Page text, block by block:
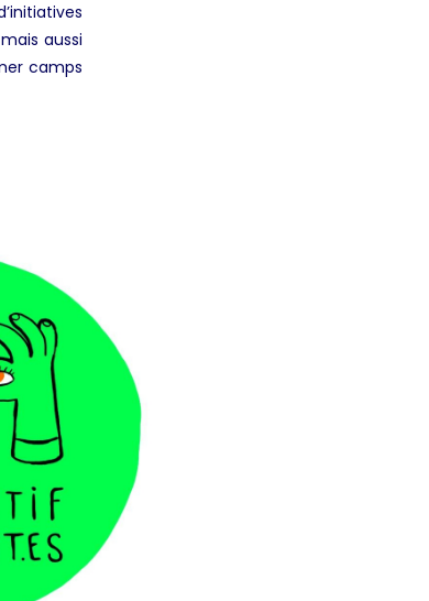
aussi
camps